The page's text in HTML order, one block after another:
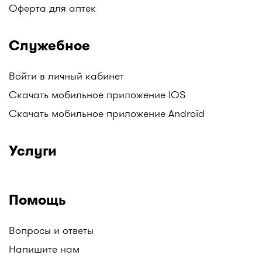
Оферта для аптек
Служебное
Войти в личный кабинет
Скачать мобильное приложение IOS
Скачать мобильное приложение Android
Услуги
Помощь
Вопросы и ответы
Напишите нам